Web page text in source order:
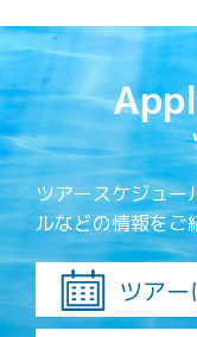
ツアースケジュー
ルなどの情報をご
ツア